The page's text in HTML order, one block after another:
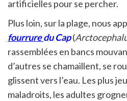
artificielles pour se percher.
Plus loin, sur la plage, nous
fourruredu Cap(
rassemblées en bancs
d’autres se chamaillent, se
glissent vers l’eau. Les plus
maladroits, les adultes